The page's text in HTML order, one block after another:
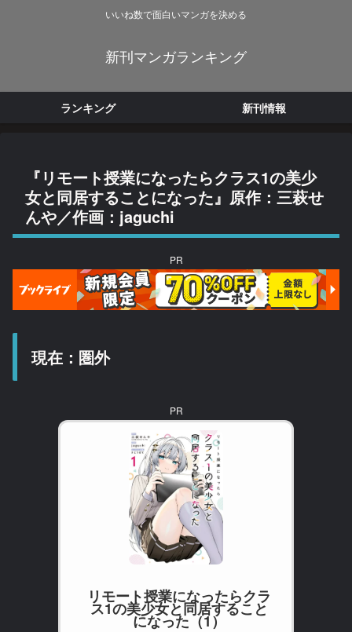
いいね数で面白いマンガを決める
新刊マンガランキング
ランキング 新刊情報
『リモート授業になったらクラス1の美少
女と同居することになった』原作：三萩せ
んや／作画：jaguchi
PR
現在：圏外
PR
リモート授業になったらクラ
ス1の美少女と同居すること
になった（1）